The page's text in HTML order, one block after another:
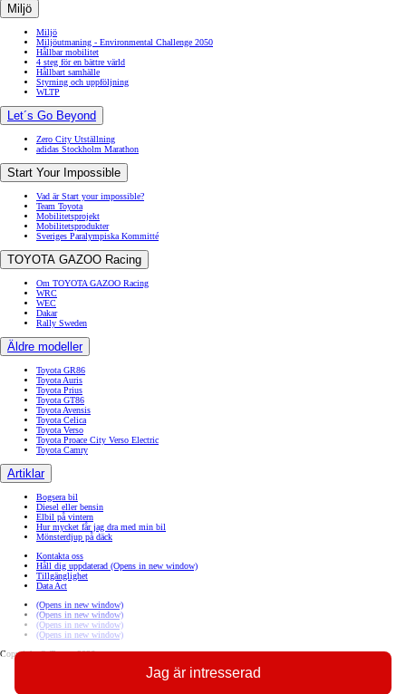
Jag är intresserad
Miljö
Miljö
Miljöutmaning - Environmental Challenge 2050
Hållbar mobilitet
4 steg för en bättre värld
Hållbart samhälle
Styrning och uppföljning
WLTP
Let´s Go Beyond
Zero City Utställning
adidas Stockholm Marathon
Start Your Impossible
Vad är Start your impossible?
Team Toyota
Mobilitetsprojekt
Mobilitetsprodukter
Sveriges Paralympiska Kommitté
TOYOTA GAZOO Racing
Om TOYOTA GAZOO Racing
WRC
WEC
Dakar
Rally Sweden
Äldre modeller
Toyota GR86
Toyota Auris
Toyota Prius
Toyota GT86
Toyota Avensis
Toyota Celica
Toyota Verso
Toyota Proace City Verso Electric
Toyota Camry
Artiklar
Bogsera bil
Diesel eller bensin
Elbil på vintern
Hur mycket får jag dra med min bil
Mönsterdjup på däck
Kontakta oss
Håll dig uppdaterad (Opens in new window)
Tillgänglighet
Data Act
(Opens in new window)
(Opens in new window)
(Opens in new window)
(Opens in new window)
Copyright © Toyota 2026